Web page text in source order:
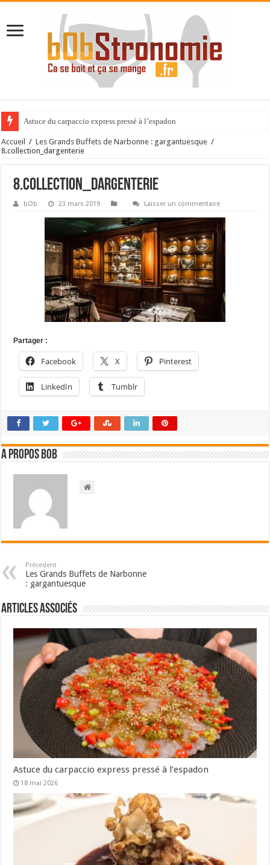
Astuce du carpaccio express pressé à l’espadon
Accueil / Les Grands Buffets de Narbonne : gargantuesque /
8.collection_dargenterie
8.collection_dargenterie
bOb 23 mars 2019 Laisser un commentaire
Partager :
Facebook X Pinterest
LinkedIn Tumblr
A propos bOb
Précedent
Les Grands Buffets de Narbonne
: gargantuesque
Articles associés
Astuce du carpaccio express pressé à l’espadon
18 mai 2026